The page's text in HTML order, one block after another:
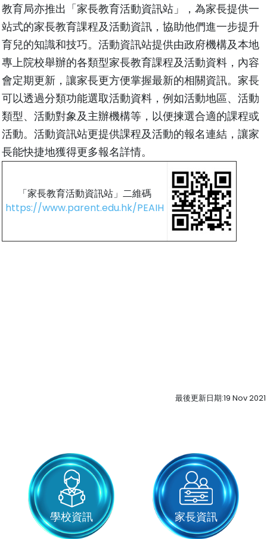
教育局亦推出「家長教育活動資訊站」，為家長提供一
站式的家長教育課程及活動資訊，協助他們進一步提升
育兒的知識和技巧。活動資訊站提供由政府機構及本地
專上院校舉辦的各類型家長教育課程及活動資料，內容
會定期更新，讓家長更方便掌握最新的相關資訊。家長
可以透過分類功能選取活動資料，例如活動地區、活動
類型、活動對象及主辦機構等，以便揀選合適的課程或
活動。活動資訊站更提供課程及活動的報名連結，讓家
長能快捷地獲得更多報名詳情。
「家長教育活動資訊站」二維碼
https://www.parent.edu.hk/PEAIH
最後更新日期:19 Nov 2021
學校資訊 家長資訊